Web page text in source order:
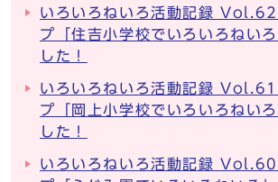
いろいろねいろ活動記録 Vol.62
プ「住吉小学校でいろいろねい
した！
いろいろねいろ活動記録 Vol.61
プ「岡上小学校でいろいろねい
した！
いろいろねいろ活動記録 Vol.60